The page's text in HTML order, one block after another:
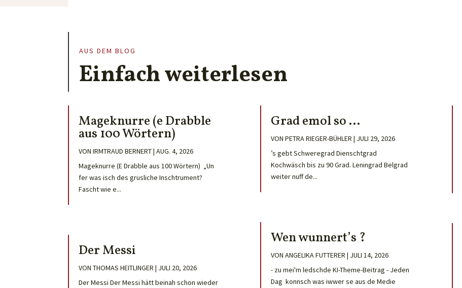
AUS DEM BLOG
Einfach weiterlesen
Mageknurre (e Drabble
aus 100 Wörtern)
VONIRMTRAUD BERNERT|AUG. 4, 2026
Mageknurre (E Drabble aus 100 Wörtern) „Un
fer was isch des grusliche Inschtrument?
Fascht wie e...
Der Messi
VONTHOMAS HEITLINGER | JULI 20, 2026
Der Messi Der Messi hätt beinah schon wieder
Grad emol so …
VON PETRA RIEGER-BÜHLER | JULI 29, 2026
’s gebt Schweregrad Dienschtgrad
Kochwäsch bis zu 90 Grad. Leningrad Belgrad
weiter nuff de...
Wen wunnert’s ?
VON ANGELIKA FUTTERER | JULI 14, 2026
- zu mei'm ledschde KI-Theme-Beitrag - Jeden
Dag konnsch was iwwer se aus de Medie